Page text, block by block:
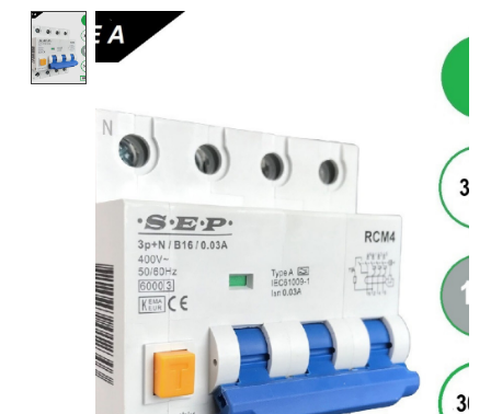
Product image slideshow Items